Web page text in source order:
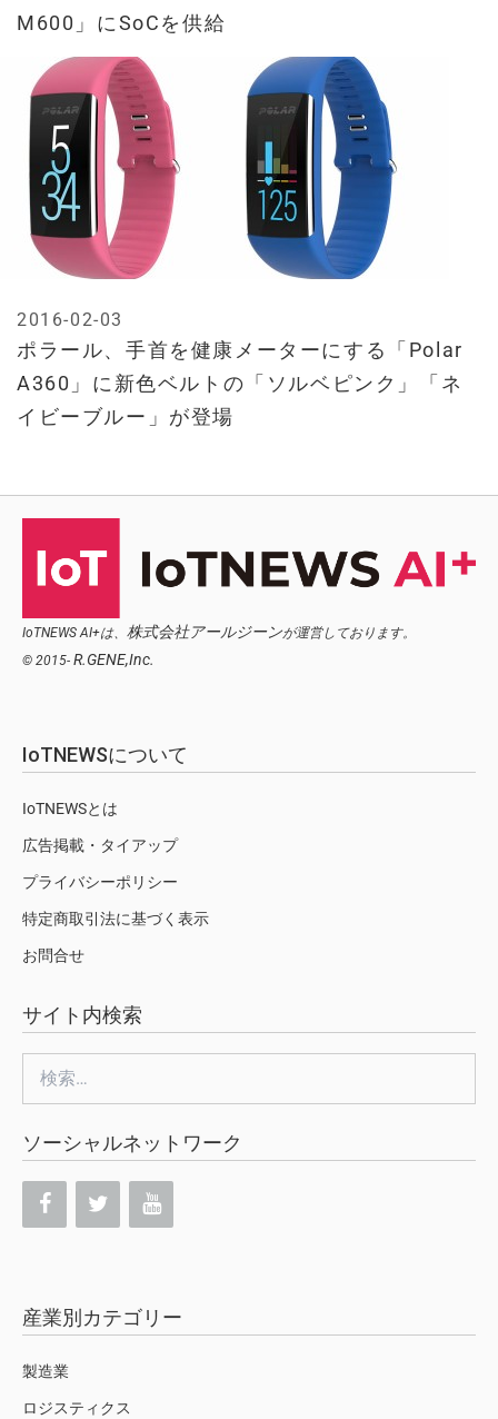
M600」にSoCを供給
ポラール、手首を健康メーターにする「Polar
A360」に新色ベルトの「ソルベピンク」「ネ
イビーブルー」が登場
2016-02-03
IoTNEWS AI+は、 株式会社アールジーンが運営しております。
© 2015- R.GENE,Inc.
IoTNEWSについて
IoTNEWSとは
広告掲載・タイアップ
プライバシーポリシー
特定商取引法に基づく表示
お問合せ
サイト内検索
索:
ソーシャルネットワーク
産業別カテゴリー
製造業
ロジスティクス